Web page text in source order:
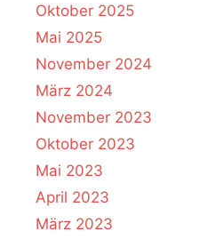
Oktober 2025
Mai 2025
November 2024
März 2024
November 2023
Oktober 2023
Mai 2023
April 2023
März 2023